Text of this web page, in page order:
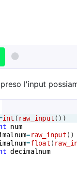
l'input
int ( raw_input ( ))
num
=raw_input ( )
=float (
decimalnum